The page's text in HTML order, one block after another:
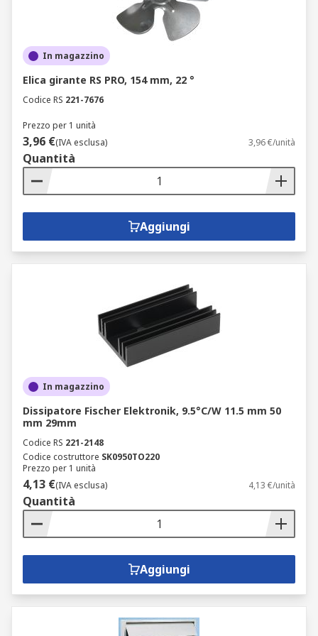
In magazzino
Elica girante RS PRO, 154 mm, 22 °
Codice RS 221-7676
Prezzo per 1 unità
3,96 €(IVA esclusa) 3,96 €/unità
Quantità
Aggiungi
In magazzino
Dissipatore Fischer Elektronik, 9.5°C/W 11.5 mm 50
mm 29mm
Codice RS 221-2148
Codice costruttore SK0950TO220
Prezzo per 1 unità
4,13 €(IVA esclusa) 4,13 €/unità
Quantità
Aggiungi